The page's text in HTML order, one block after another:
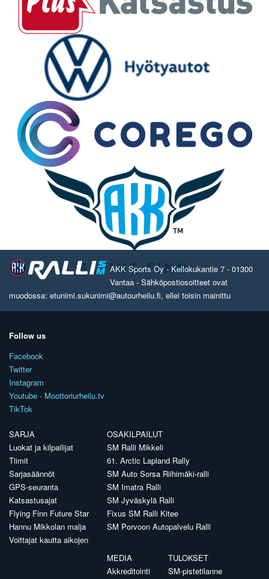
AKK Sports Oy - Kellokukantie 7 - 01300
Vantaa - Sähköpostiosoitteet ovat
muodossa: etunimi.sukunimi@autourheilu.fi, ellei toisin mainittu
Follow us
Facebook
Twitter
Instagram
Youtube - Moottoriurheilu.tv
TikTok
SARJA
Luokat ja kilpailijat
Tiimit
Sarjasäännöt
GPS-seuranta
Katsastusajat
Flying Finn Future Star
Hannu Mikkolan malja
Voittajat kautta aikojen
OSAKILPAILUT
SM Ralli Mikkeli
61. Arctic Lapland Rally
SM Auto Sorsa Riihimäki-ralli
SM Imatra Ralli
SM Jyväskylä Ralli
Fixus SM Ralli Kitee
SM Porvoon Autopalvelu Ralli
MEDIA
Akkreditointi
TULOKSET
SM-pistetilanne